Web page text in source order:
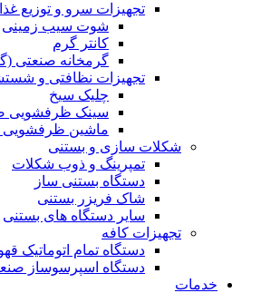
تجهیزات سرو و توزیع غذا
شوت سیب زمینی
کانتر گرم
گرمخانه صنعتی
تجهیزات نظافتی و
چلیک سیخ
سینک ظرفشویی
ماشین ظرفشویی
شکلات سازی و بستنی
تمپرینگ و ذوب شکلات
دستگاه بستنی ساز
شاک فریزر بستنی
سایر دستگاه های بستنی
تجهیزات کافه
دستگاه تمام اتوماتیک
دستگاە اسپرسوساز
خدمات